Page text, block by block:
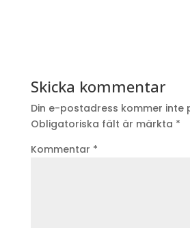
Skicka kommentar
Din e-postadress kommer inte
Obligatoriska fält är märkta *
Kommentar *